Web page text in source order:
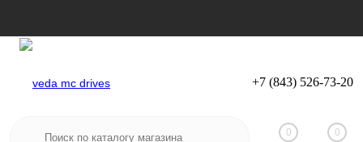
Вход Регистрация
+7 (843) 526-73-20
0 0